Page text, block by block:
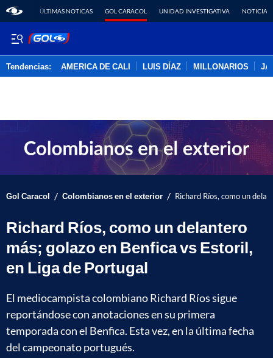
ÚLTIMAS NOTICAS GOL CARACOL UNIDAD INVESTIGATIVA NOTICIAS
Tendencias: AMERICA DE CALI LUIS DÍAZ MILLONARIOS
Gol Caracol / Colombianos en el exterior / Richard Ríos, como un
Richard Ríos, como un delantero
más; golazo en Benfica vs Estoril,
en Liga de Portugal
El mediocampista colombiano Richard Ríos sigue
reportándose con anotaciones en su primera
temporada con el Benfica. Esta vez, en la última fecha
del campeonato portugués.